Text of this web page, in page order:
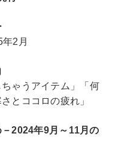
2月
ちゃうアイテム」「何
とココロの疲れ」
2024年9月～11月の